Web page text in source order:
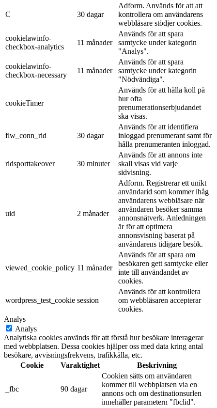
C 30 dagar
Adform. Används för att att
kontrollera om användarens
webbläsare stödjer cookies.
cookielawinfo-
checkbox-analytics
11 månader
Används för att spara
samtycke under kategorin
"Analys".
cookielawinfo-
checkbox-necessary
11 månader
Används för att spara
samtycke under kategorin
"Nödvändiga".
cookieTimer
Används för att hålla koll på
hur ofta
prenumerationserbjudandet
ska visas.
flw_conn_rid 30 dagar
Används för att identifiera
inloggad prenumerant samt för
hålla prenumeranten inloggad.
ridsporttakeover 30 minuter
Används för att annons inte
skall visas vid varje
sidvisning.
uid 2 månader
Adform. Registrerar ett unikt
användarid som kommer ihåg
användarens webbläsare när
användaren besöker samma
annonsnätverk. Anledningen
är för att optimera
annonsvisning baserat på
användarens tidigare besök.
viewed_cookie_policy 11 månader
Används för att spara om
besökaren gett samtycke eller
inte till användandet av
cookies.
wordpress_test_cookie session
Används för att kontrollera
om webbläsaren accepterar
cookies.
Analys
Analys
Analytiska cookies används för att förstå hur besökare interagerar
med webbplatsen. Dessa cookies hjälper oss med data kring antal
besökare, avvisningsfrekvens, trafikkälla, etc.
Cookie
Varaktighet Beskrivning
_fbc 90 dagar
Cookien sätts om användaren
kommer till webbplatsen via en
annons och om destinationsurlen
innehåller parametern "fbclid".